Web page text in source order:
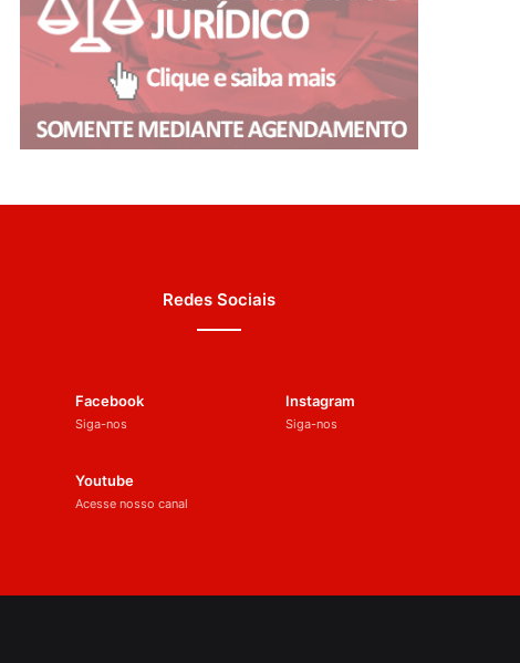
Redes Sociais
Facebook
Siga-nos
Instagram
Siga-nos
Youtube
Acesse nosso canal